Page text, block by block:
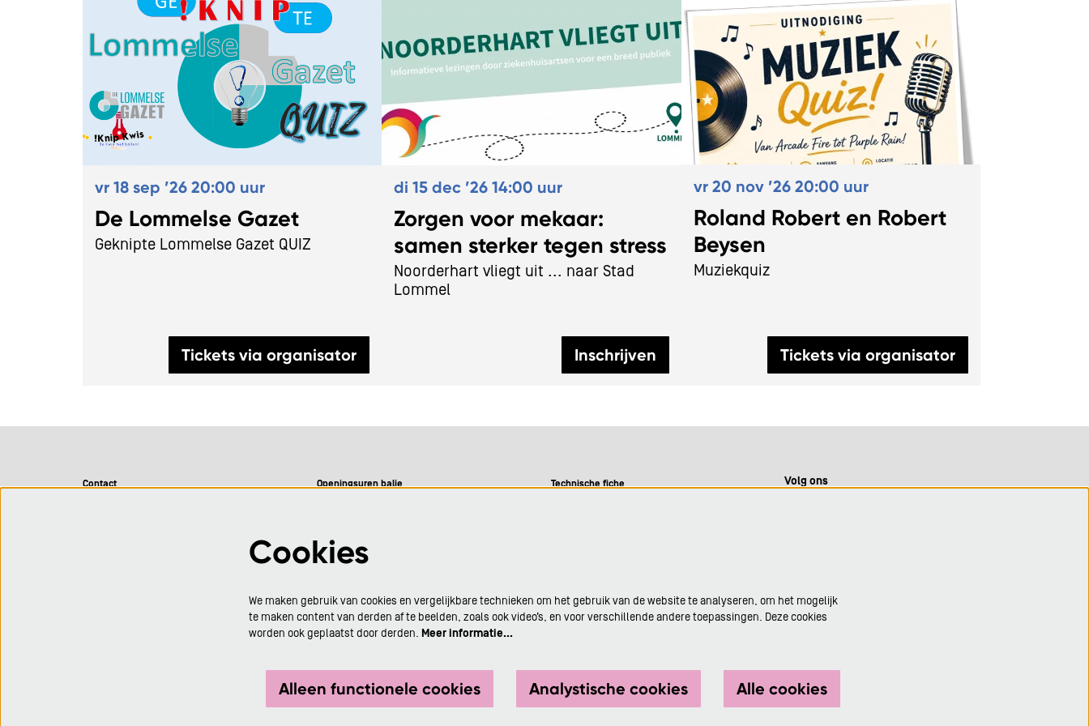
De Lommelse Gazet
Geknipte Lommelse Gazet QUIZ
vr 18 sep ’26 20:00 uur
Tickets via organisator
Zorgen voor mekaar:
samen sterker tegen stress
Noorderhart vliegt uit ... naar Stad
Lommel
di 15 dec ’2614:00 uur
Inschrijven
Roland Robert en Robert
Beysen
Muziekquiz
vr 20 nov ’26 20:00 uur
Tickets via organisator
Contact
Openingsuren balie
Woensdag 09-12u
Donderdag 09-12u en 13-16u
Eén uur voor aanvang van elke
voorstelling in De Adelberg.
Technische fiche
Cultuurbar
Volg ons
Deze site wordt beschermd door reCAPTCHA, dataverwerking gebeurt in
Cookies
We maken gebruik van cookies en vergelijkbare technieken om het gebruik van de website te analyseren, om het mogelijk
te maken content van derden af te beelden, zoals ook video’s, en voor verschillende andere toepassingen. Deze cookies
worden ook geplaatst door derden. Meer informatie…
Alleen functionele cookies Analystische cookies Alle cookies